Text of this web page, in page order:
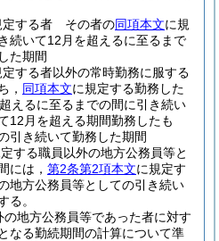
定する者 その者の同項本文に規
続いて12月を超えるに至るまで
た期間
定する者以外の常時勤務に服する
， 同項本文に規定する勤務した
えるに至るまでの間に引き続い
12月を超える期間勤務したも
き続いて勤務した期間
する職員以外の地方公務員等と
には， 第2条第2項本文に規定す
地方公務員等としての引き続い
る。
地方公務員等であった者に対す
なる勤続期間の計算について準